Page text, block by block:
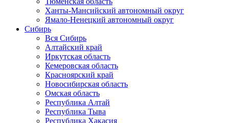
Ханты-Мансийский автономный округ
Ямало-Ненецкий автономный округ
Сибирь
Вся Сибирь
Алтайский край
Иркутская область
Кемеровская область
Красноярский край
Новосибирская область
Омская область
Республика Алтай
Республика Тыва
Республика Хакасия